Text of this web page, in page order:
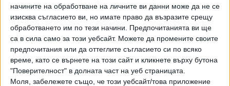
начините на обработване на личните ви данни може да не се
изисква съгласието ви, но имате право да възразите срещу
обработването им по тези начини. Предпочитанията ви ще
са в сила само за този уебсайт. Можете да промените своите
предпочитания или да оттеглите съгласието си по всяко
време, като се върнете на този сайт и кликнете върху бутона
"Поверителност" в долната част на уеб страницата.
Моля, забележете също, че този уебсайт/това приложение
за предвижданото население. Твърди се, че при новото
внасяне забележките са взети под внимание. Но още
тогава лично Димитров защити проекта с внушителен
мотив - подпомагал изграждането на булевард
„Северен“, тъй като позволява трасето да мине през
частните терени. Главният архитект Яна Желязкова пък
каза, че ширината - 32 метра, две платна с по три ленти